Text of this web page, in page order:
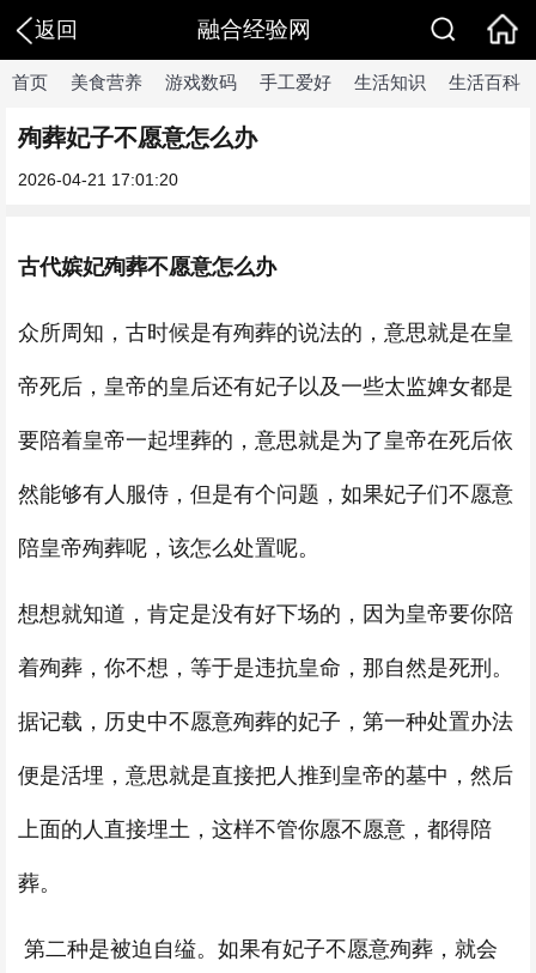
返回 融合经验网
首页 美食营养 游戏数码 手工爱好 生活知识 生活百科
殉葬妃子不愿意怎么办
2026-04-21 17:01:20
古代嫔妃殉葬不愿意怎么办
众所周知，古时候是有殉葬的说法的，意思就是在皇
帝死后，皇帝的皇后还有妃子以及一些太监婢女都是
要陪着皇帝一起埋葬的，意思就是为了皇帝在死后依
然能够有人服侍，但是有个问题，如果妃子们不愿意
陪皇帝殉葬呢，该怎么处置呢。
想想就知道，肯定是没有好下场的，因为皇帝要你陪
着殉葬，你不想，等于是违抗皇命，那自然是死刑。
据记载，历史中不愿意殉葬的妃子，第一种处置办法
便是活埋，意思就是直接把人推到皇帝的墓中，然后
上面的人直接埋土，这样不管你愿不愿意，都得陪
葬。
第二种是被迫自缢。如果有妃子不愿意殉葬，就会